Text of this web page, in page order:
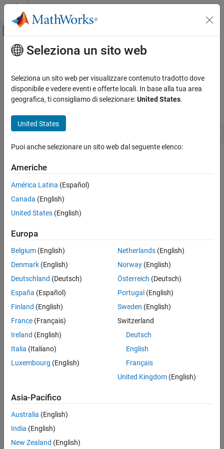
Vai al contenuto
Attiva/disattiva menu di navigazione
Pagina iniziale della documentazione
Block and Blockset Authoring
Author Block Algorithms
Author Blocks Using C MEX S-Functions
ON THIS PAGE
Syntax
Description
Languages
See Also
Version History
Contenuto principale
gsr_Unit
Get theSimulinkunit identifier for a signal region
UnitId gsr_Unit(SL_SigRegion *reg)
Signal region.
Returns
Description
Returns the Simulink unit identifier for the signal region.
Languages
C, C++
See Also
gsr_Complex gsr_DataTypeSize
Version History
Seleziona un sito web
Seleziona un sito web per visualizzare contenuto tradotto dove
disponibile e vedere eventi e offerte locali. In base alla tua area
geografica, ti consigliamo di selezionare:United States.
United States
Puoi anche selezionare un sito web dal seguente elenco:
Americhe
América Latina (Español)
Canada (English)
United States (English)
Europa
Belgium (English)
Denmark (English)
Deutschland (Deutsch)
España (Español)
Finland (English)
France (Français)
Ireland (English)
Italia (Italiano)
Luxembourg (English)
Netherlands(English)
Norway(English)
Österreich (Deutsch)
Portugal (English)
Sweden (English)
Switzerland
Deutsch
English
Français
United Kingdom(English)
Asia-Pacifico
Australia (English)
India (English)
New Zealand (English)